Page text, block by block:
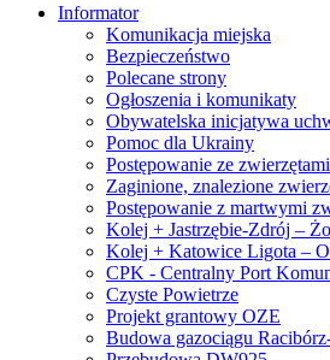
Informator
Komunikacja miejska
Bezpieczeństwo
Polecane strony
Ogłoszenia i komunikaty
Obywatelska inicjatywa
Pomoc dla Ukrainy
Postępowanie ze
Zaginione, znalezione
Postępowanie z martwymi
Kolej + Jastrzębie-Zdrój –
Kolej + Katowice Ligota –
CPK - Centralny Port
Czyste Powietrze
Projekt grantowy OZE
Budowa gazociągu